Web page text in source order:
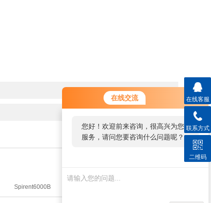
在线交流
您好！欢迎前来咨询，很高兴为您
服务，请问您要咨询什么问题呢？
Spirent6000B
在线客服
联系方式
二维码